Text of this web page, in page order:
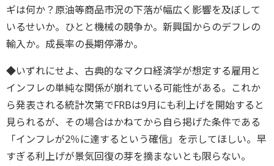
ギは何か？原油等商品市況の下落が幅広く影響を及ぼして
いるせいか。ひとと機械の競争か。新興国からのデフレの
輸入か。成長率の長期停滞か。
◆いずれにせよ、古典的なマクロ経済学が想定する雇用と
インフレの単純な関係が崩れている可能性がある。これか
ら発表される統計次第でFRBは9月にも利上げを開始すると
見られるが、その場合はかねてから自ら掲げた条件である
「インフレが2％に達するという確信」を示してほしい。早
すぎる利上げが景気回復の芽を摘まないとも限らない。